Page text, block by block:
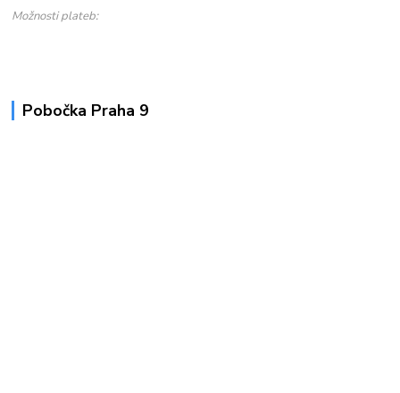
Možnosti plateb:
Pobočka Praha 9